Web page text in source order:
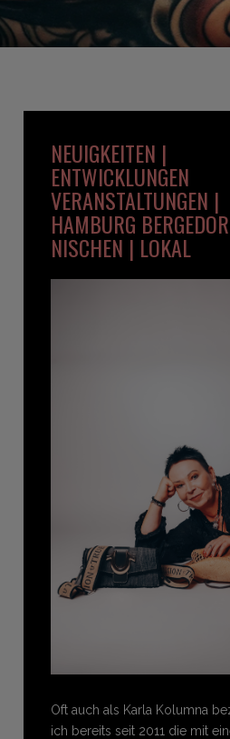
NEUIGKEITEN |
ENTWICKLUNGEN
VERANSTALTUNGEN |
HAMBURG
NISCHEN | LOKAL
Oft auch als Karla Kolumna
ich bereits seit 2011 die mit